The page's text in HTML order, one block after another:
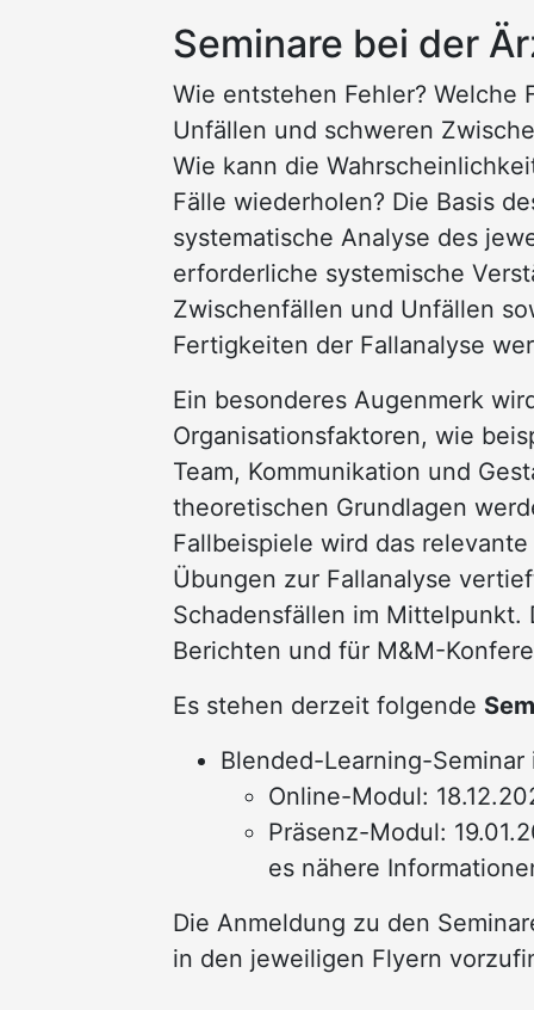
Seminare bei der
Wie entstehen Fehler? Welche
Unfällen und schweren
Wie kann die
Fälle wiederholen? Die Basis
systematische Analyse des
erforderliche systemische
Zwischenfällen und Unfällen
Fertigkeiten der Fallanalyse
Ein besonderes Augenmerk
Organisationsfaktoren, wie
Team, Kommunikation und
theoretischen Grundlagen
Fallbeispiele wird das
Übungen zur Fallanalyse
Schadensfällen im Mittelpunkt.
Berichten und für M&M-
Es stehen derzeit folgende
Blended-Learning-
Online-Modul:
Präsenz-Modul:
es nähere
Die Anmeldung zu den
in den jeweiligen Flyern